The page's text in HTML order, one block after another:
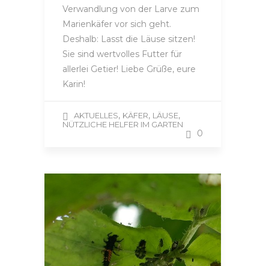
Verwandlung von der Larve zum
Marienkäfer vor sich geht.
Deshalb: Lasst die Läuse sitzen!
Sie sind wertvolles Futter für
allerlei Getier! Liebe Grüße, eure
Karin!
AKTUELLES, KÄFER, LÄUSE,
NÜTZLICHE HELFER IM GARTEN
0